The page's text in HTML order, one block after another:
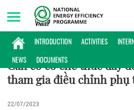
INTRODUCTION ACTIVITIES
NEWS
DOCUMENTS
Sunday, 09/08/2026 | 10:36 GMT+7
CHÍNH
Cần có cơ chế thúc đẩy
tham gia điều chỉnh phụ
22/07/2023